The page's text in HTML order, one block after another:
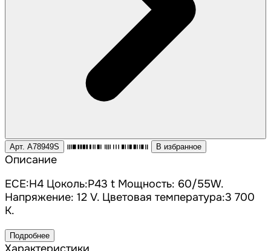
Арт. A78949S В избранное
Описание
ECE:H4 Цоколь:P43 t Мощность: 60/55W.
Напряжение: 12 V. Цветовая температура:3 700
K.
Подробнее